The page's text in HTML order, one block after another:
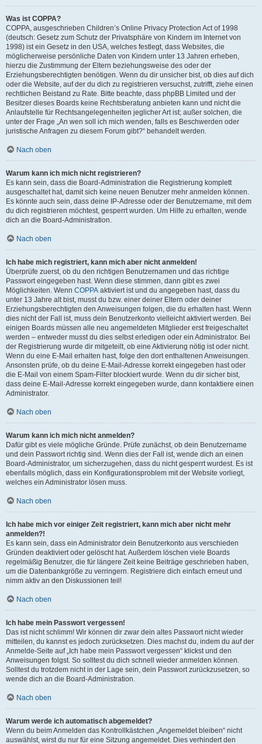
Was ist COPPA?
COPPA, ausgeschrieben Children’s Online Privacy Protection Act of 1998
(deutsch: Gesetz zum Schutz der Privatsphäre von Kindern im Internet von
1998) ist ein Gesetz in den USA, welches festlegt, dass Websites, die
möglicherweise persönliche Daten von Kindern unter 13 Jahren erheben,
hierzu die Zustimmung der Eltern beziehungsweise des oder der
Erziehungsberechtigten benötigen. Wenn du dir unsicher bist, ob dies auf dich
oder die Website, auf der du dich zu registrieren versuchst, zutrifft, ziehe einen
rechtlichen Beistand zu Rate. Bitte beachte, dass phpBB Limited und der
Besitzer dieses Boards keine Rechtsberatung anbieten kann und nicht die
Anlaufstelle für Rechtsangelegenheiten jeglicher Art ist; außer solchen, die
unter der Frage „An wen soll ich mich wenden, falls es Beschwerden oder
juristische Anfragen zu diesem Forum gibt?“ behandelt werden.
Nach oben
Warum kann ich mich nicht registrieren?
Es kann sein, dass die Board-Administration die Registrierung komplett
ausgeschaltet hat, damit sich keine neuen Benutzer mehr anmelden können.
Es könnte auch sein, dass deine IP-Adresse oder der Benutzername, mit dem
du dich registrieren möchtest, gesperrt wurden. Um Hilfe zu erhalten, wende
dich an die Board-Administration.
Nach oben
Ich habe mich registriert, kann mich aber nicht anmelden!
Überprüfe zuerst, ob du den richtigen Benutzernamen und das richtige
Passwort eingegeben hast. Wenn diese stimmen, dann gibt es zwei
Möglichkeiten. Wenn COPPA aktiviert ist und du angegeben hast, dass du
unter 13 Jahre alt bist, musst du bzw. einer deiner Eltern oder deiner
Erziehungsberechtigten den Anweisungen folgen, die du erhalten hast. Wenn
dies nicht der Fall ist, muss dein Benutzerkonto vielleicht aktiviert werden. Bei
einigen Boards müssen alle neu angemeldeten Mitglieder erst freigeschaltet
werden – entweder musst du dies selbst erledigen oder ein Administrator. Bei
der Registrierung wurde dir mitgeteilt, ob eine Aktivierung nötig ist oder nicht.
Wenn du eine E-Mail erhalten hast, folge den dort enthaltenen Anweisungen.
Ansonsten prüfe, ob du deine E-Mail-Adresse korrekt eingegeben hast oder
die E-Mail von einem Spam-Filter blockiert wurde. Wenn du dir sicher bist,
dass deine E-Mail-Adresse korrekt eingegeben wurde, dann kontaktiere einen
Administrator.
Nach oben
Warum kann ich mich nicht anmelden?
Dafür gibt es viele mögliche Gründe. Prüfe zunächst, ob dein Benutzername
und dein Passwort richtig sind. Wenn dies der Fall ist, wende dich an einen
Board-Administrator, um sicherzugehen, dass du nicht gesperrt wurdest. Es ist
ebenfalls möglich, dass ein Konfigurationsproblem mit der Website vorliegt,
welches ein Administrator lösen muss.
Nach oben
Ich habe mich vor einiger Zeit registriert, kann mich aber nicht mehr
anmelden?!
Es kann sein, dass ein Administrator dein Benutzerkonto aus verschieden
Gründen deaktiviert oder gelöscht hat. Außerdem löschen viele Boards
regelmäßig Benutzer, die für längere Zeit keine Beiträge geschrieben haben,
um die Datenbankgröße zu verringern. Registriere dich einfach erneut und
nimm aktiv an den Diskussionen teil!
Nach oben
Ich habe mein Passwort vergessen!
Das ist nicht schlimm! Wir können dir zwar dein altes Passwort nicht wieder
mitteilen, du kannst es jedoch zurücksetzen. Dies machst du, indem du auf der
Anmelde-Seite auf „Ich habe mein Passwort vergessen“ klickst und den
Anweisungen folgst. So solltest du dich schnell wieder anmelden können.
Solltest du trotzdem nicht in der Lage sein, dein Passwort zurückzusetzen, so
wende dich an die Board-Administration.
Nach oben
Warum werde ich automatisch abgemeldet?
Wenn du beim Anmelden das Kontrollkästchen „Angemeldet bleiben“ nicht
auswählst, wirst du nur für eine Sitzung angemeldet. Dies verhindert den